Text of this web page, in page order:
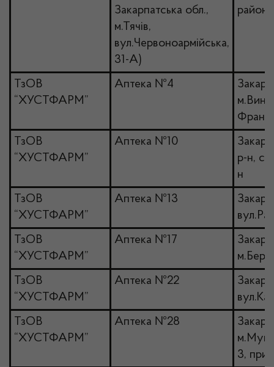
Закарпатська обл.,
м.Тячів,
вул.Червоноармійська,
31-А)
ТзОВ
“ХУСТФАРМ”
Аптека №4
ТзОВ
“ХУСТФАРМ”
Аптека №10
р-н,
н
ТзОВ
“ХУСТФАРМ”
Аптека №13
ТзОВ
“ХУСТФАРМ”
Аптека №17
ТзОВ
“ХУСТФАРМ”
Аптека №22
ТзОВ
“ХУСТФАРМ”
Аптека №28
3,